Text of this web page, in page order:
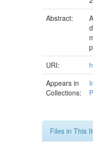
Abstract:
URI:
Appears in
Collections:
Files in This